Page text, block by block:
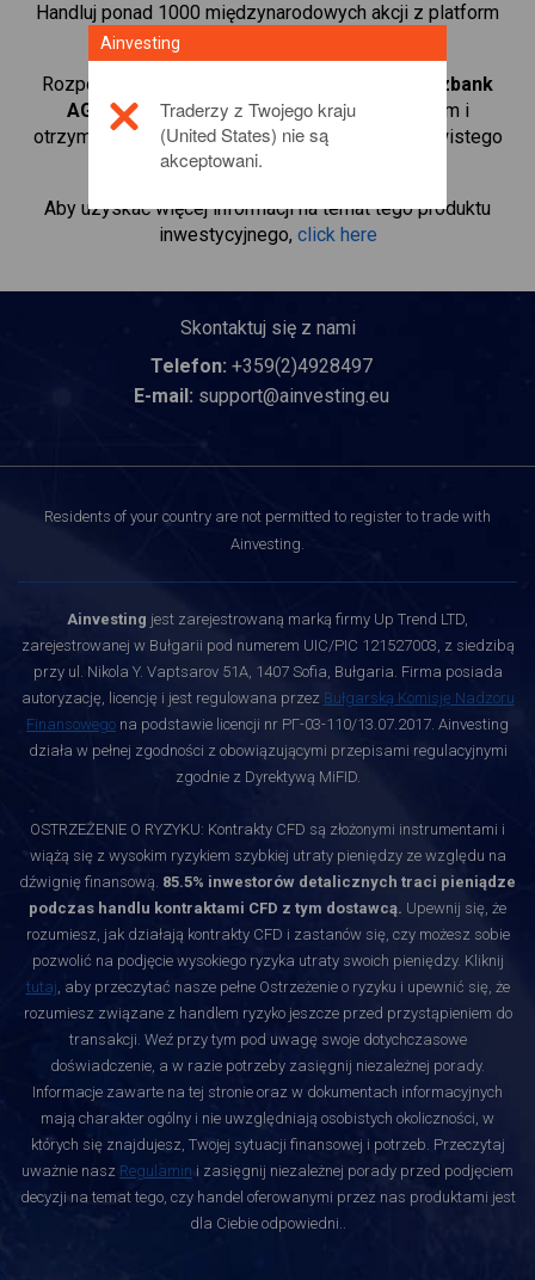
Handluj ponad 1000 międzynarodowych akcji z platform
handlową CFD od Ainvesting.
Rozpocznij handel kontraktami CFD w
Commerzbank
AG
. Uzyskaj notowania w czasie rzeczywistym i
otrzymuj dywidendy tak, jak w przypadku rzeczywistego
posiadania akcji.
Aby uzyskać więcej informacji na temat tego produktu
inwestycyjnego, click here
Skontaktuj się z nami
Telefon: +359(2)4928497
E-mail: support@ainvesting.eu
Residents of your country are not permitted to register to trade with
Ainvesting.
Ainvesting jest zarejestrowaną marką firmy Up Trend LTD,
zarejestrowanej w Bułgarii pod numerem UIC/PIC 121527003, z siedzibą
przy ul. Nikola Y. Vaptsarov 51A, 1407 Sofia, Bułgaria. Firma posiada
autoryzację, licencję i jest regulowana przez Bułgarską Komisję Nadzoru
Finansowego na podstawie licencji nr РГ-03-110/13.07.2017. Ainvesting
działa w pełnej zgodności z obowiązującymi przepisami regulacyjnymi
zgodnie z Dyrektywą MiFID.
OSTRZEŻENIE O RYZYKU: Kontrakty CFD są złożonymi instrumentami i
wiążą się z wysokim ryzykiem szybkiej utraty pieniędzy ze względu na
dźwignię finansową. 85.5% inwestorów detalicznych traci pieniądze
podczas handlu kontraktami CFD z tym dostawcą. Upewnij się, że
rozumiesz, jak działają kontrakty CFD i zastanów się, czy możesz sobie
pozwolić na podjęcie wysokiego ryzyka utraty swoich pieniędzy. Kliknij
tutaj, aby przeczytać nasze pełne Ostrzeżenie o ryzyku i upewnić się, że
rozumiesz związane z handlem ryzyko jeszcze przed przystąpieniem do
transakcji. Weź przy tym pod uwagę swoje dotychczasowe
doświadczenie, a w razie potrzeby zasięgnij niezależnej porady.
Informacje zawarte na tej stronie oraz w dokumentach informacyjnych
mają charakter ogólny i nie uwzględniają osobistych okoliczności, w
których się znajdujesz, Twojej sytuacji finansowej i potrzeb. Przeczytaj
uważnie nasz Regulamin i zasięgnij niezależnej porady przed podjęciem
decyzji na temat tego, czy handel oferowanymi przez nas produktami jest
dla Ciebie odpowiedni..
Ainvesting
Traderzy z Twojego kraju
(United States) nie są
akceptowani.